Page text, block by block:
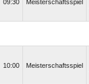
09:30 Meisterschaftsspiel
10:00 Meisterschaftsspiel